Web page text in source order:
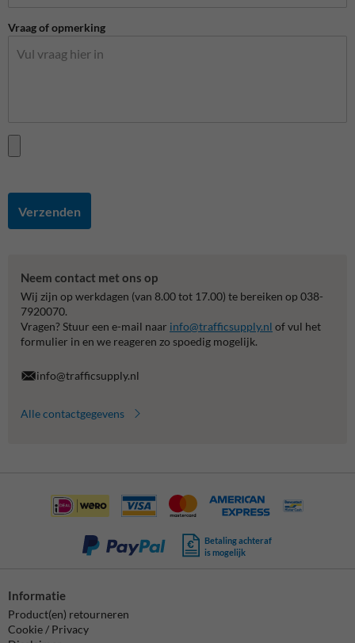
Vraag of opmerking
Verzenden
Neem contact met ons op
Wij zijn op werkdagen (van 8.00 tot 17.00) te bereiken op 038-
7920070.
Vragen? Stuur een e-mail naar info@trafficsupply.nl of vul het
formulier in en we reageren zo spoedig mogelijk.
info@trafficsupply.nl
Alle contactgegevens
Betaling achteraf
is mogelijk
Informatie
Product(en) retourneren
Cookie / Privacy